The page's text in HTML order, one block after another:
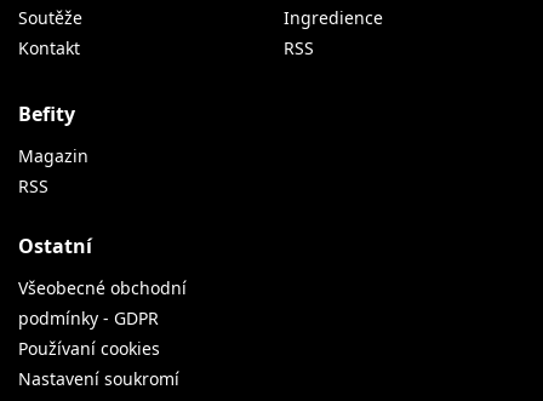
Soutěže
Kontakt
Ingredience
RSS
Befity
Magazin
RSS
Ostatní
Všeobecné obchodní
podmínky - GDPR
Používaní cookies
Nastavení soukromí